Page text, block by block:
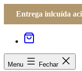
Entrega inlcuída
Menu Fechar